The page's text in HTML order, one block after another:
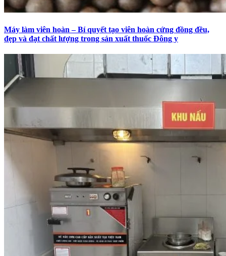
Máy làm viên hoàn – Bí quyết tạo viên hoàn cứng đồng đều,
đẹp và đạt chất lượng trong sản xuất thuốc Đông y